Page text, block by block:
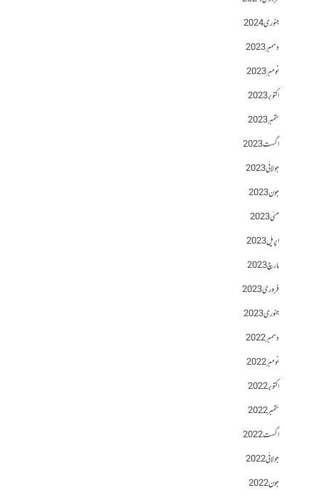
جنوری 2024
دسمبر 2023
نومبر 2023
اکتوبر 2023
ستمبر 2023
اگست 2023
جولائی 2023
جون 2023
مئی 2023
اپریل 2023
مارچ 2023
فروری 2023
جنوری 2023
دسمبر 2022
نومبر 2022
اکتوبر 2022
ستمبر 2022
اگست 2022
جولائی 2022
جون 2022